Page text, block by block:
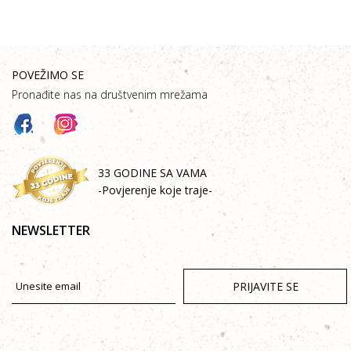
POVEŽIMO SE
Pronađite nas na društvenim mrežama
33 GODINE SA VAMA
-Povjerenje koje traje-
NEWSLETTER
PRIJAVITE SE